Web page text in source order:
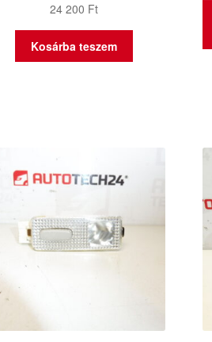
24 200 Ft
Kosárba teszem